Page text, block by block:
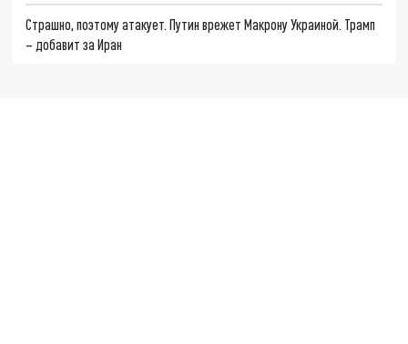
Страшно, поэтому атакует. Путин врежет Макрону Украиной. Трамп
– добавит за Иран